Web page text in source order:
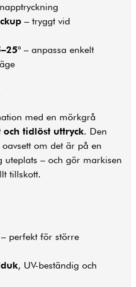
– tryggt vid
– anpassa enkelt
med en mörkgrå
och tidlöst uttryck. Den
om det är på en
– och gör markisen
tillskott.
– perfekt för större
, UV-beständig och